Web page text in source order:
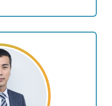
りも値動きが安定的な
ETFの組み合わせを中
利息とキャピタルゲイ
構築しています。 結
はあるもののご納得い
とから、「亀井さんに
いただけることが多い
集への取り組み】 とり